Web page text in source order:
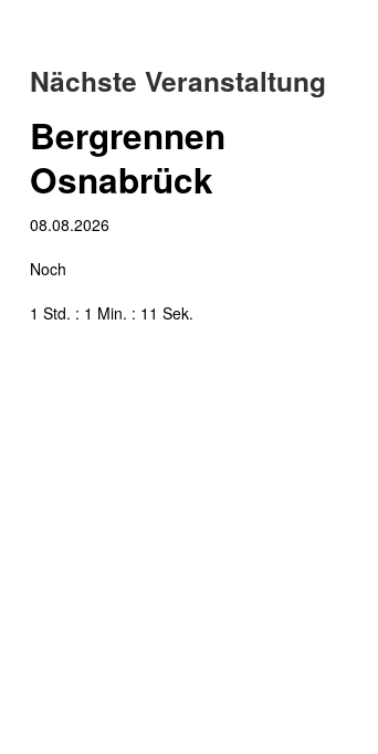
Nächste Veranstaltung
Bergrennen
Osnabrück
08.08.2026
Noch
1 Std. : 1 Min. : 10 Sek.